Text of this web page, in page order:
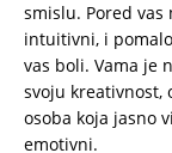
smislu. Pored vas
intuitivni, i
vas boli. Vama je
svoju kreativnost,
osoba koja jasno
emotivni.